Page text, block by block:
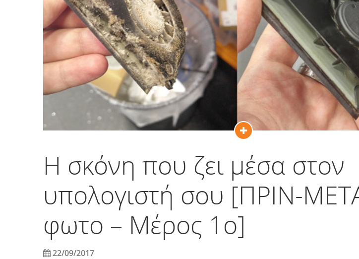
Η σκόνη που ζει μέσα στον
υπολογιστή σου [ΠΡΙΝ-
φωτο – Μέρος 1ο]
22/09/2017